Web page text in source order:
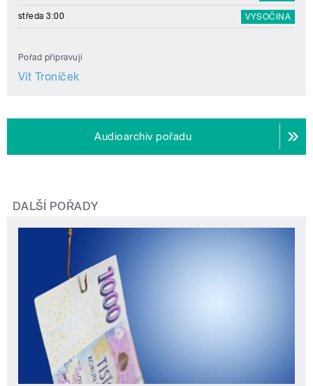
středa 3:00 VYSOČINA
Pořad připravují
Vít Troníček
Audioarchiv pořadu
DALŠÍ POŘADY